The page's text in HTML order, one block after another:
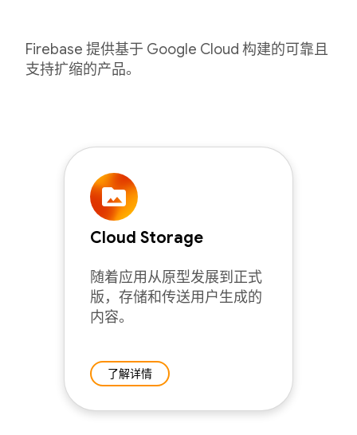
Firebase 提供基于 Google Cloud 构建的可靠且
支持扩缩的产品。
Cloud Storage
随着应用从原型发展到正式
版，存储和传送用户生成的
内容。
了解详情